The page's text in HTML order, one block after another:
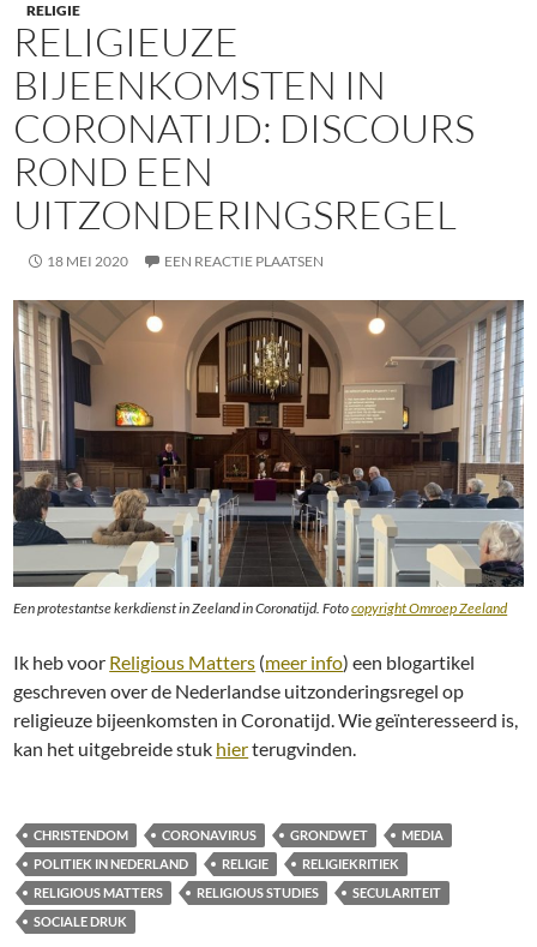
RELIGIE
RELIGIEUZE
BIJEENKOMSTEN IN
CORONATIJD: DISCOURS
ROND EEN
UITZONDERINGSREGEL
18 MEI 2020 EEN REACTIE PLAATSEN
Een protestantse kerkdienst in Zeeland in Coronatijd. Fotocopyright Omroep Zeeland
Ik heb voor Religious Matters (meer info) een blogartikel
geschreven over de Nederlandse uitzonderingsregel op
religieuze bijeenkomsten in Coronatijd. Wie geïnteresseerd is,
kan het uitgebreide stuk hierterugvinden.
CHRISTENDOM CORONAVIRUS GRONDWET
MEDIA
POLITIEK IN NEDERLAND
RELIGIE
RELIGIEKRITIEK
RELIGIOUS MATTERS
RELIGIOUS STUDIES
SECULARITEIT
SOCIALE DRUK